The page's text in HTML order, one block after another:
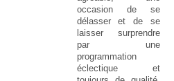
occasion de se
délasser et de se
laisser surprendre
par une
programmation
éclectique et